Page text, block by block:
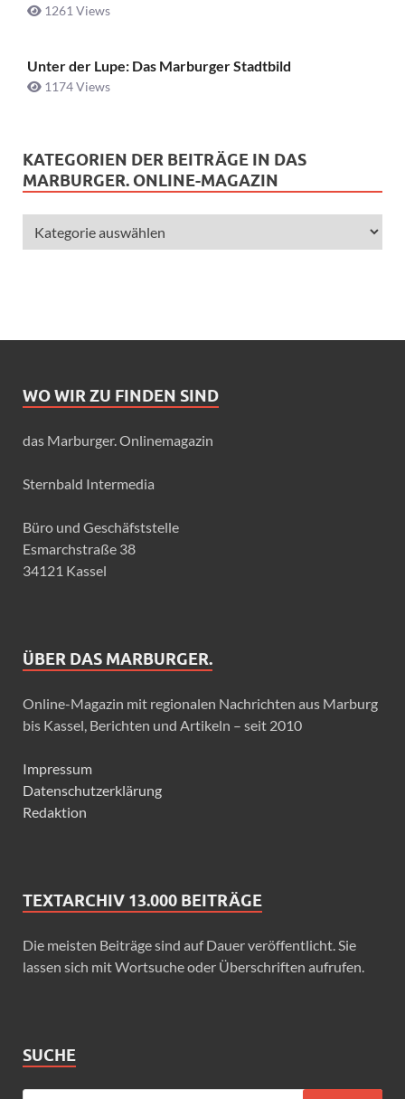
1261 Views
Unter der Lupe: Das Marburger Stadtbild
1174 Views
KATEGORIEN DER BEITRÄGE IN DAS
MARBURGER. ONLINE-MAGAZIN
WO WIR ZU FINDEN SIND
das Marburger. Onlinemagazin
Sternbald Intermedia
Büro und Geschäfststelle
Esmarchstraße 38
34121 Kassel
ÜBER DAS MARBURGER.
Online-Magazin mit regionalen Nachrichten aus Marburg
bis Kassel, Berichten und Artikeln – seit 2010
Impressum
Datenschutzerklärung
Redaktion
TEXTARCHIV 13.000 BEITRÄGE
Die meisten Beiträge sind auf Dauer veröffentlicht. Sie
lassen sich mit Wortsuche oder Überschriften aufrufen.
SUCHE